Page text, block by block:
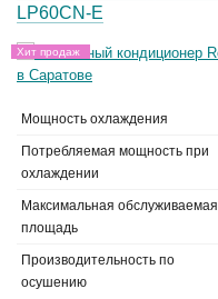
LP60CN-E
Хит продаж
Мощность охлаждения
Потребляемая мощность при
охлаждении
Максимальная обслуживаемая
площадь
Производительность по
осушению